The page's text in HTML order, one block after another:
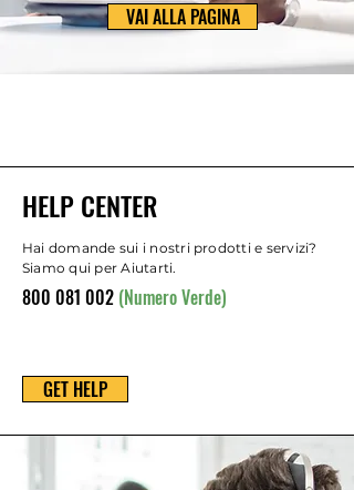
VAI ALLA PAGINA
HELP CENTER
Hai domande sui i nostri prodotti e servizi?
Siamo qui per Aiutarti.
800 081 002 (Numero Verde)
GET HELP